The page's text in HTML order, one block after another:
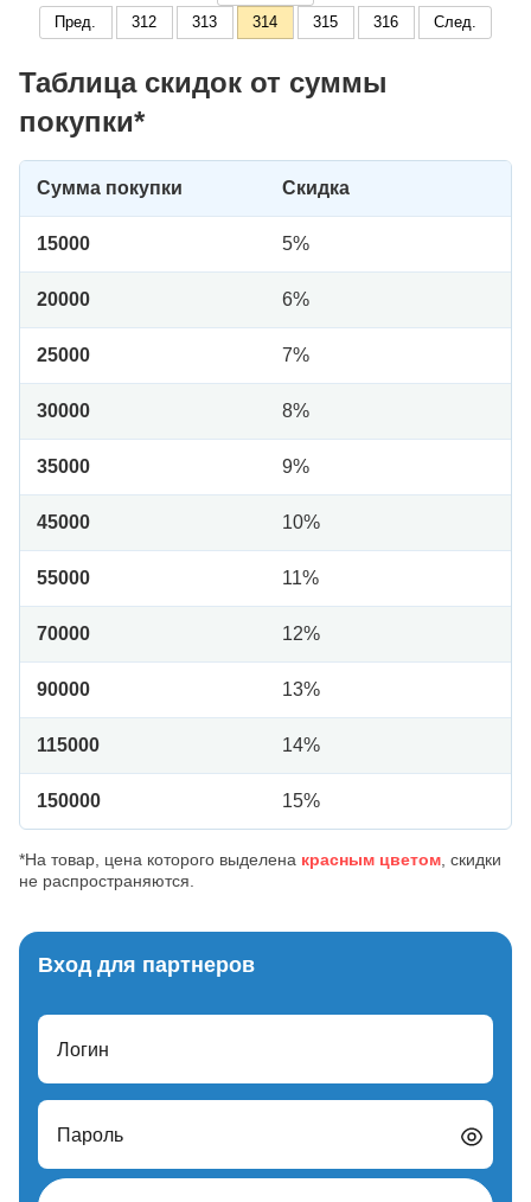
Пред.
312 313 314 315 316 След.
Таблица скидок от суммы
покупки*
Сумма покупки Скидка
15000 5%
20000 6%
25000 7%
30000 8%
35000 9%
45000 10%
55000 11%
70000 12%
90000 13%
115000 14%
150000 15%
*На товар, цена которого выделена красным цветом , скидки
не распространяются.
Вход для партнеров
Логин
Пароль